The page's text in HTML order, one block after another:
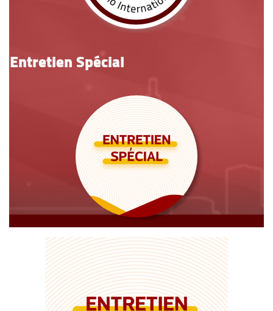
Entretien Spécial